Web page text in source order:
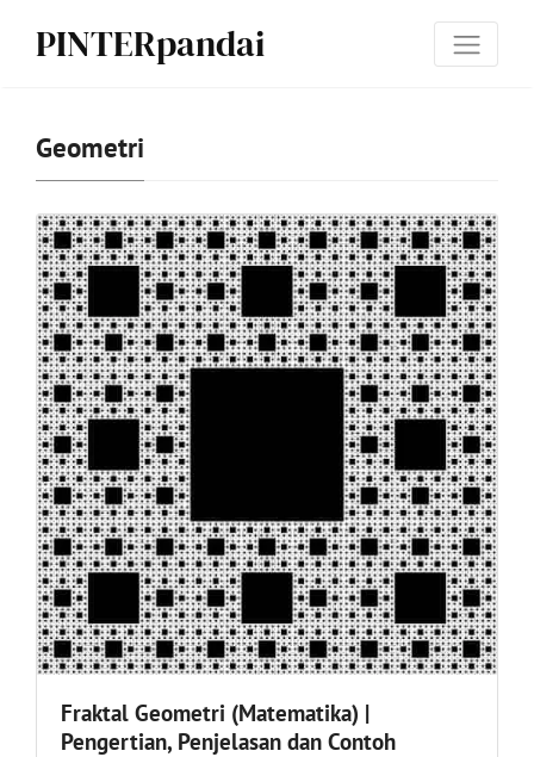
PINTERpandai
Geometri
Fraktal Geometri (Matematika) |
Pengertian, Penjelasan dan Contoh